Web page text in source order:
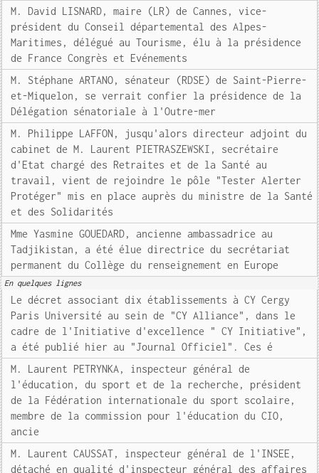
M. David LISNARD, maire (LR) de Cannes, vice-
président du Conseil départemental des Alpes-
Maritimes, délégué au Tourisme, élu à la présidence
de France Congrès et Evénements
M. Stéphane ARTANO, sénateur (RDSE) de Saint-Pierre-
et-Miquelon, se verrait confier la présidence de la
Délégation sénatoriale à l'Outre-mer
M. Philippe LAFFON, jusqu'alors directeur adjoint du
cabinet de M. Laurent PIETRASZEWSKI, secrétaire
d'Etat chargé des Retraites et de la Santé au
travail, vient de rejoindre le pôle "Tester Alerter
Protéger" mis en place auprès du ministre de la Santé
et des Solidarités
Mme Yasmine GOUEDARD, ancienne ambassadrice au
Tadjikistan, a été élue directrice du secrétariat
permanent du Collège du renseignement en Europe
En quelques lignes
Le décret associant dix établissements à CY Cergy
Paris Université au sein de "CY Alliance", dans le
cadre de l'Initiative d'excellence " CY Initiative",
a été publié hier au "Journal Officiel". Ces é
M. Laurent PETRYNKA, inspecteur général de
l'éducation, du sport et de la recherche, président
de la Fédération internationale du sport scolaire,
membre de la commission pour l'éducation du CIO,
ancie
M. Laurent CAUSSAT, inspecteur général de l'INSEE,
détaché en qualité d'inspecteur général des affaires